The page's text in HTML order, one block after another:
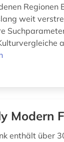
Regionen
weit
Modern
enthält über